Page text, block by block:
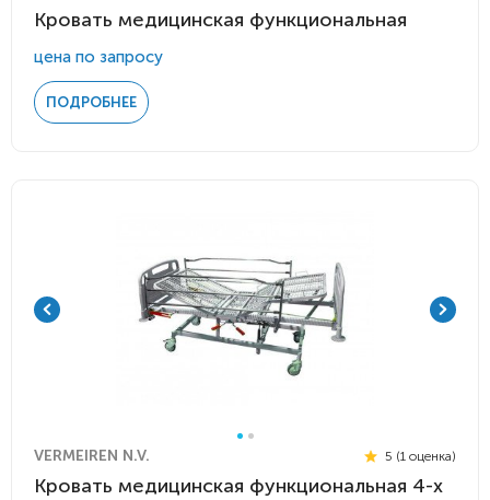
Кровать медицинская функциональная
цена по запросу
ПОДРОБНЕЕ
VERMEIREN N.V. 5 (1 оценка)
Кровать медицинская функциональная 4-х